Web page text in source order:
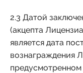
2.3 Датой
(акцепта
является дата
вознаграждения